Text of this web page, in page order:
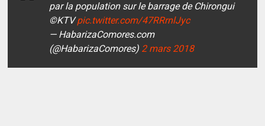
par la population sur le barrage de Chirongui
©KTVpic.twitter.com/47RRrnlJyc
— HabarizaComores.com
(@HabarizaComores) 2 mars 2018